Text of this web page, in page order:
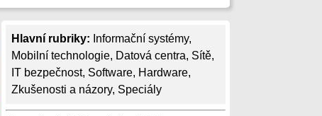
Hlavní rubriky: Informační systémy,
Mobilní technologie, Datová centra, Sítě,
IT bezpečnost, Software, Hardware,
Zkušenosti a názory, Speciály